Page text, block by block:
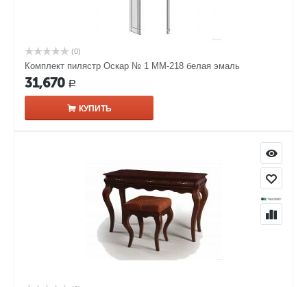
(0)
Комплект пилястр Оскар № 1 ММ-218 белая эмаль
31,670 Р
КУПИТЬ